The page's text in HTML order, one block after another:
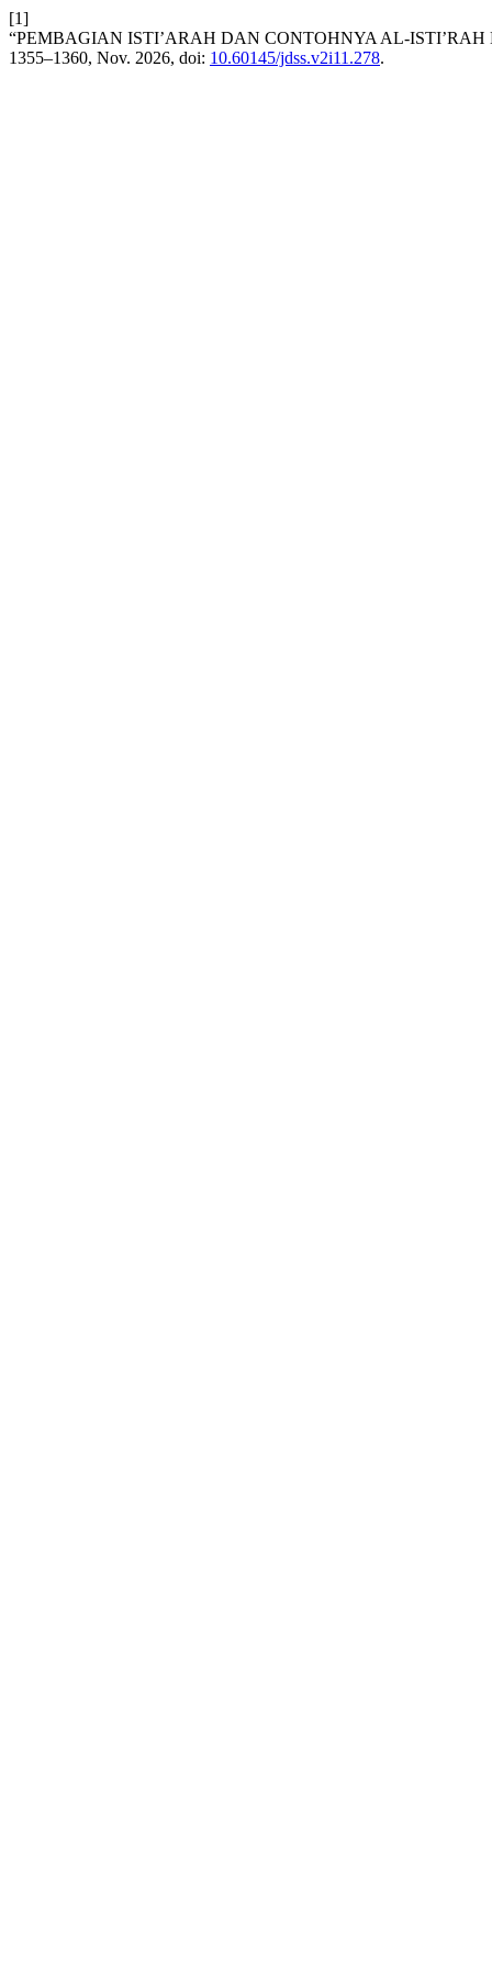
[1]
“PEMBAGIAN ISTI’ARAH DAN CONTOHNYA AL-
1355–1360, Nov. 2026, doi: 10.60145/jdss.v2i11.278.